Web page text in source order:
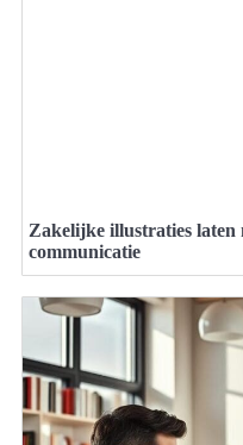
Zakelijke illustraties laten
communicatie